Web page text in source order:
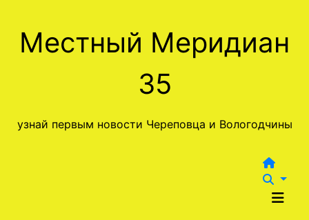
содержимому
Местный Меридиан
35
узнай первым новости Череповца и Вологодчины